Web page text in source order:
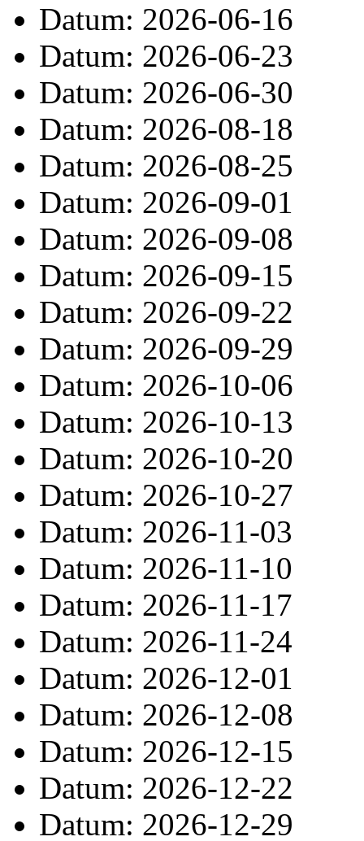
Datum: 2026-06-16
Datum: 2026-06-23
Datum: 2026-06-30
Datum: 2026-08-18
Datum: 2026-08-25
Datum: 2026-09-01
Datum: 2026-09-08
Datum: 2026-09-15
Datum: 2026-09-22
Datum: 2026-09-29
Datum: 2026-10-06
Datum: 2026-10-13
Datum: 2026-10-20
Datum: 2026-10-27
Datum: 2026-11-03
Datum: 2026-11-10
Datum: 2026-11-17
Datum: 2026-11-24
Datum: 2026-12-01
Datum: 2026-12-08
Datum: 2026-12-15
Datum: 2026-12-22
Datum: 2026-12-29